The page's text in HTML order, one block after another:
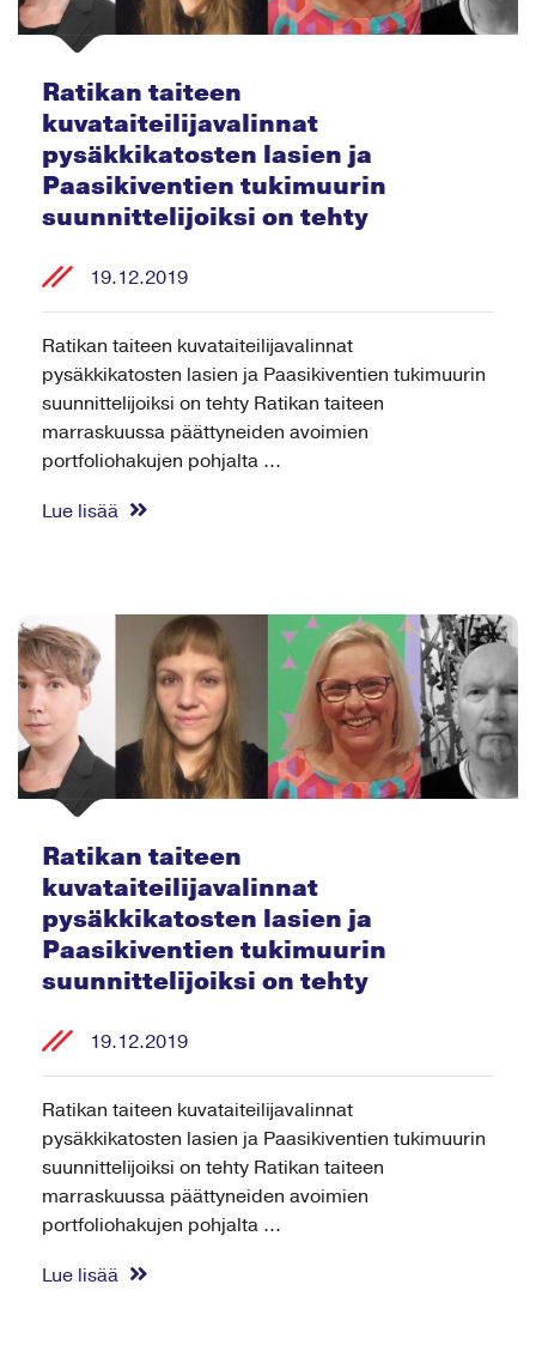
Ratikan taiteen
kuvataiteilijavalinnat
pysäkkikatosten lasien ja
Paasikiventien tukimuurin
suunnittelijoiksi on tehty
19.12.2019
Ratikan taiteen kuvataiteilijavalinnat
pysäkkikatosten lasien ja Paasikiventien tukimuurin
suunnittelijoiksi on tehty Ratikan taiteen
marraskuussa päättyneiden avoimien
portfoliohakujen pohjalta ...
Lue lisää
Ratikan taiteen
kuvataiteilijavalinnat
pysäkkikatosten lasien ja
Paasikiventien tukimuurin
suunnittelijoiksi on tehty
19.12.2019
Ratikan taiteen kuvataiteilijavalinnat
pysäkkikatosten lasien ja Paasikiventien tukimuurin
suunnittelijoiksi on tehty Ratikan taiteen
marraskuussa päättyneiden avoimien
portfoliohakujen pohjalta ...
Lue lisää